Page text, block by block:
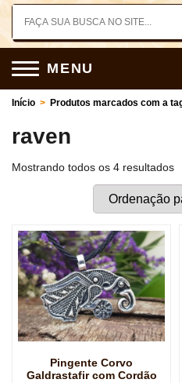
MENU
Início > Produtos marcados com a
raven
Mostrando todos os 4 resultados
Pingente Corvo
Galdrastafir com Cordão